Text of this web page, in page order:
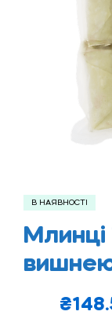
В НАЯВНОСТІ
Млинці
₴